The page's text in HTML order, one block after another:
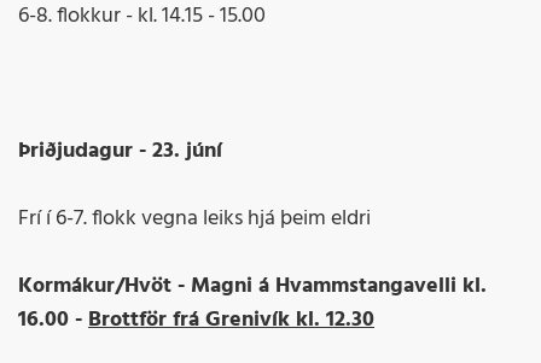
6-8. flokkur - kl. 14.15 - 15.00
Þriðjudagur - 23. júní
Frí í 6-7. flokk vegna leiks hjá þeim eldri
Kormákur/Hvöt - Magni á Hvammstangavelli kl.
16.00 -Brottför frá Grenivík kl. 12.30